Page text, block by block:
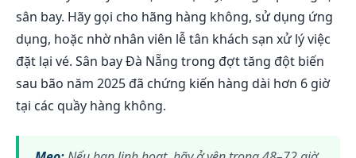
sân bay. Hãy gọi cho hãng hàng không, sử dụng ứng
dụng, hoặc nhờ nhân viên lễ tân khách sạn xử lý việc
đặt lại vé. Sân bay Đà Nẵng trong đợt tăng đột biến
sau bão năm 2025 đã chứng kiến hàng dài hơn 6 giờ
tại các quầy hàng không.